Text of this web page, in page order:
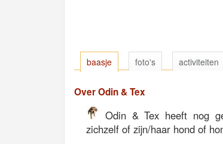
baasje foto's activiteiten
Over Odin & Tex
Odin & Tex heeft nog
zichzelf of zijn/haar hond of